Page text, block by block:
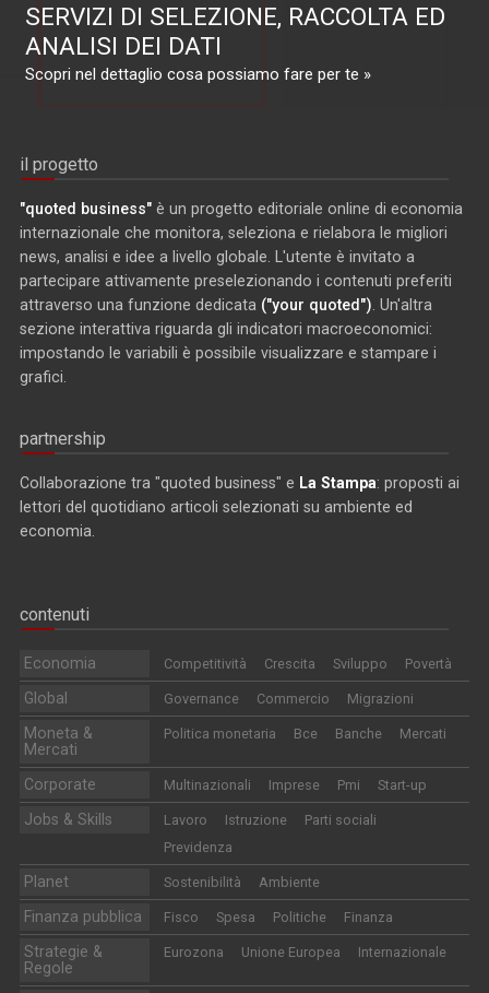
SERVIZI DI SELEZIONE, RACCOLTA ED
ANALISI DEI DATI
Scopri nel dettaglio cosa possiamo fare per te »
il progetto
"quoted business" è un progetto editoriale online di economia
internazionale che monitora, seleziona e rielabora le migliori
news, analisi e idee a livello globale. L'utente è invitato a
partecipare attivamente preselezionando i contenuti preferiti
attraverso una funzione dedicata ("your quoted") . Un'altra
sezione interattiva riguarda gli indicatori macroeconomici:
impostando le variabili è possibile visualizzare e stampare i
grafici.
partnership
Collaborazione tra "quoted business" e La Stampa: proposti ai
lettori del quotidiano articoli selezionati su ambiente ed
economia.
contenuti
Economia Competitività Crescita Sviluppo Povertà
Global Governance Commercio Migrazioni
Moneta &
Mercati
Politica monetaria Bce Banche Mercati
Corporate Multinazionali Imprese Pmi Start-up
Jobs & Skills Lavoro Istruzione
Parti sociali
Previdenza
Planet Sostenibilità Ambiente
Finanza pubblica Fisco Spesa Politiche Finanza
Strategie &
Regole
Eurozona Unione Europea Internazionale